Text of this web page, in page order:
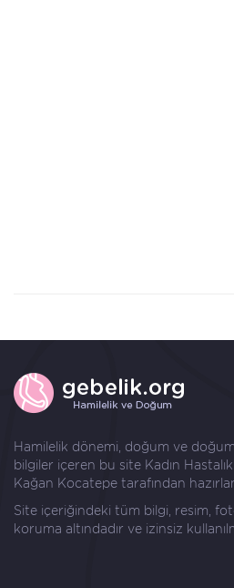
Hamilelik dönemi, doğum ve doğum
bilgiler içeren bu site Kadın
Kağan Kocatepe tarafından
Site içeriğindeki tüm bilgi, resim,
koruma altındadır ve izinsiz